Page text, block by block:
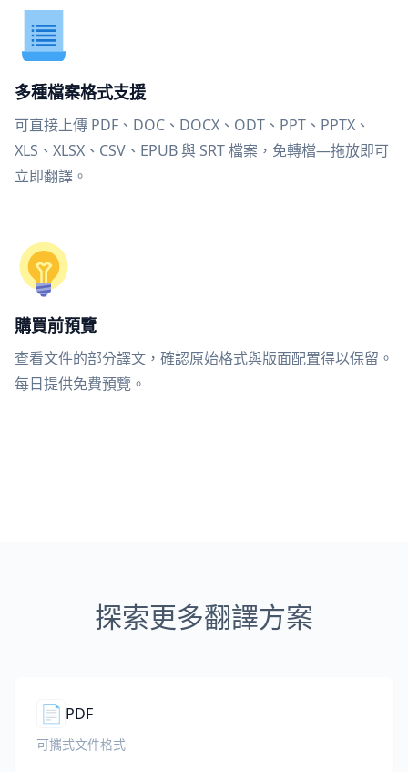
多種檔案格式支援
可直接上傳 PDF、DOC、DOCX、ODT、PPT、PPTX、
XLS、XLSX、CSV、EPUB 與 SRT 檔案，免轉檔—拖放即可
立即翻譯。
購買前預覽
查看文件的部分譯文，確認原始格式與版面配置得以保留。
每日提供免費預覽。
探索更多翻譯方案
📄 PDF
可攜式文件格式